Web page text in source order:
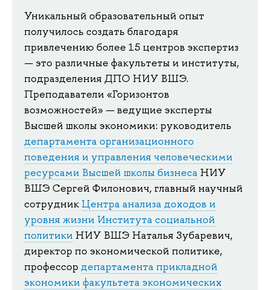
Уникальный образовательный опыт
получилось создать благодаря
привлечению более 15 центров экспертиз
— это различные факультеты и институты,
подразделения ДПО НИУ ВШЭ.
Преподаватели «Горизонтов
возможностей» — ведущие эксперты
Высшей школы экономики: руководитель
департамента организационного
поведения и управления человеческими
ресурсами Высшей школы бизнеса НИУ
ВШЭ Сергей Филонович, главный научный
сотрудник Центра анализа доходов и
уровня жизни Института социальной
политики НИУ ВШЭ Наталья Зубаревич,
директор по экономической политике,
профессор департамента прикладной
экономики факультета экономических